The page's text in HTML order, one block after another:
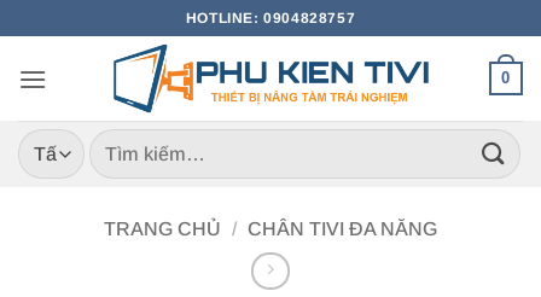
nội
HOTLINE: 0904828757
0
Tìm
kiếm:
TRANG CHỦ / CHÂN TIVI ĐA NĂNG